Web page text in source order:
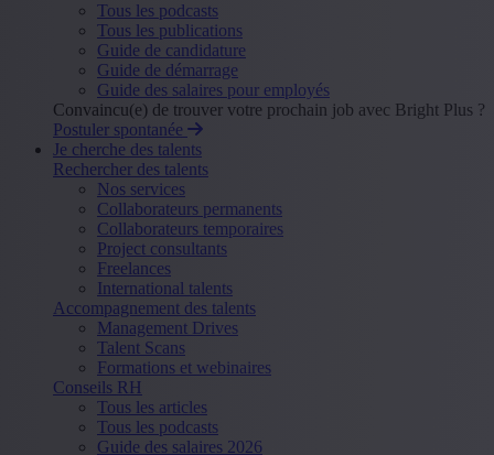
Tous les podcasts
Tous les publications
Guide de candidature
Guide de démarrage
Guide des salaires pour employés
Convaincu(e) de trouver votre prochain job avec Bright Plus ?
Postuler spontanée
Je cherche des talents
Rechercher des talents
Nos services
Collaborateurs permanents
Collaborateurs temporaires
Project consultants
Freelances
International talents
Accompagnement des talents
Management Drives
Talent Scans
Formations et webinaires
Conseils RH
Tous les articles
Tous les podcasts
Guide des salaires 2026